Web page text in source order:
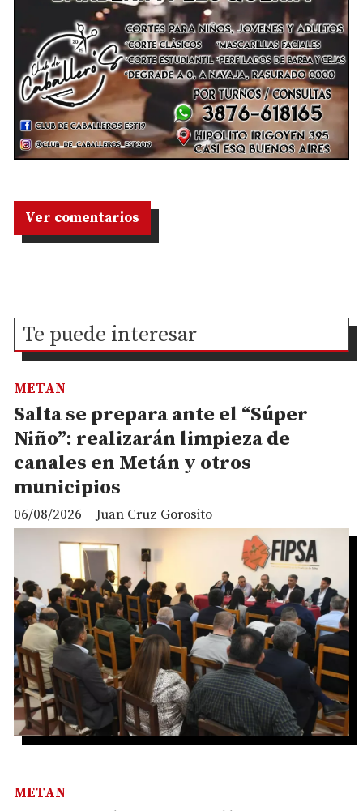
Ver comentarios
Te puede interesar
Salta se prepara ante el “Súper
Niño”: realizarán limpieza de
canales en Metán y otros
municipios
Juan Cruz Gorosito
METAN
06/08/2026
METAN